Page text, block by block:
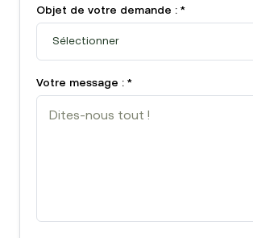
Objet de votre demande : *
Votre message : *